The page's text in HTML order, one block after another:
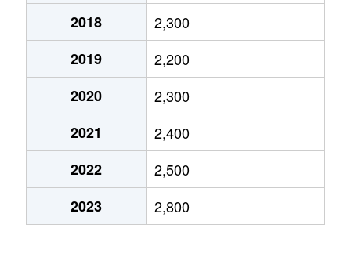
6,600万円
3,900万円
760万円
7,000万円
6,400万円
960万円
2018
2,300
2019
2,200
2020
2,300
2021
2,400
2022
2,500
2023
2,800